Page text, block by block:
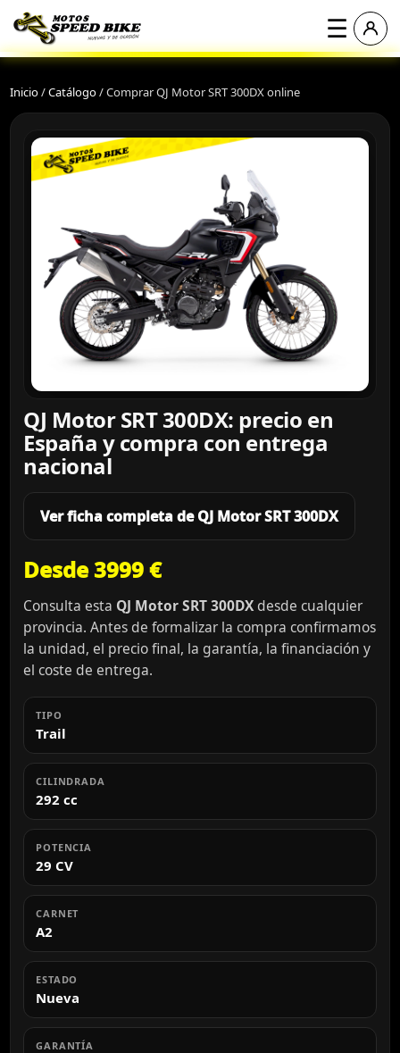
☰
Inicio/Catálogo/Comprar QJ Motor SRT 300DX online
QJ Motor SRT 300DX: precio en
España y compra con entrega
nacional
Ver ficha completa de QJ Motor SRT 300DX
Desde 3999 €
Consulta esta QJ Motor SRT 300DX desde cualquier
provincia. Antes de formalizar la compra confirmamos
la unidad, el precio final, la garantía, la financiación y
el coste de entrega.
TIPO
Trail
CILINDRADA
292 cc
POTENCIA
29 CV
CARNET
A2
ESTADO
Nueva
GARANTÍA